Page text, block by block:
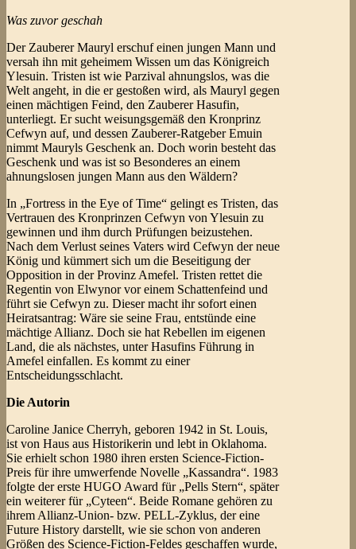
Was zuvor geschah
Der Zauberer Mauryl erschuf einen jungen Mann und
versah ihn mit geheimem Wissen um das Königreich
Ylesuin. Tristen ist wie Parzival ahnungslos, was die
Welt angeht, in die er gestoßen wird, als Mauryl gegen
einen mächtigen Feind, den Zauberer Hasufin,
unterliegt. Er sucht weisungsgemäß den Kronprinz
Cefwyn auf, und dessen Zauberer-Ratgeber Emuin
nimmt Mauryls Geschenk an. Doch worin besteht das
Geschenk und was ist so Besonderes an einem
ahnungslosen jungen Mann aus den Wäldern?
In „Fortress in the Eye of Time“ gelingt es Tristen, das
Vertrauen des Kronprinzen Cefwyn von Ylesuin zu
gewinnen und ihm durch Prüfungen beizustehen.
Nach dem Verlust seines Vaters wird Cefwyn der neue
König und kümmert sich um die Beseitigung der
Opposition in der Provinz Amefel. Tristen rettet die
Regentin von Elwynor vor einem Schattenfeind und
führt sie Cefwyn zu. Dieser macht ihr sofort einen
Heiratsantrag: Wäre sie seine Frau, entstünde eine
mächtige Allianz. Doch sie hat Rebellen im eigenen
Land, die als nächstes, unter Hasufins Führung in
Amefel einfallen. Es kommt zu einer
Entscheidungsschlacht.
Die Autorin
Caroline Janice Cherryh, geboren 1942 in St. Louis,
ist von Haus aus Historikerin und lebt in Oklahoma.
Sie erhielt schon 1980 ihren ersten Science-Fiction-
Preis für ihre umwerfende Novelle „Kassandra“. 1983
folgte der erste HUGO Award für „Pells Stern“, später
ein weiterer für „Cyteen“. Beide Romane gehören zu
ihrem Allianz-Union- bzw. PELL-Zyklus, der eine
Future History darstellt, wie sie schon von anderen
Größen des Science-Fiction-Feldes geschaffen wurde,